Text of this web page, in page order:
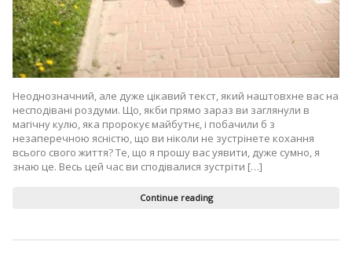
Неоднозначний, але дуже цікавий текст, який наштовхне вас на
несподівані роздуми. Що, якби прямо зараз ви заглянули в
магічну кулю, яка пророкує майбутнє, і побачили б з
незаперечною ясністю, що ви ніколи не зустрінете кохання
всього свого життя? Те, що я прошу вас уявити, дуже сумно, я
знаю це. Весь цей час ви сподівалися зустріти […]
Continue reading